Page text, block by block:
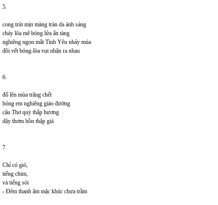
5.
cong trút mịn màng tràn da ánh sáng
cháy lõa mê bóng lửa ẩn tàng
nghiêng ngọn mắt Tình Yêu nhảy múa
đôi vết bỏng-lòa vụt nhận ra nhau
6.
đổ lên mùa trăng chết
bóng em nghiêng giáo đường
câu Thơ quỳ thắp hương
dậy thơm hồn thập giá
7.
Chỉ có gió,
tiếng chim,
và tiếng sói
- Đêm thanh âm mặc khúc chưa trầm